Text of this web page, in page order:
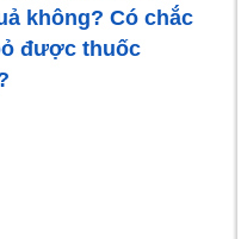
không? Có chắc
được thuốc